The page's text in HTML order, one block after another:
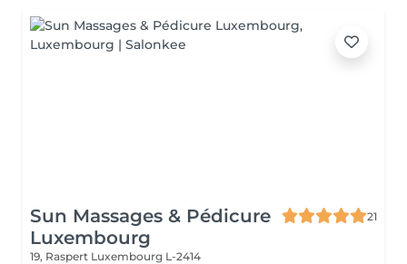
Sun Massages & Pédicure
Luxembourg
21
19, Raspert Luxembourg L-2414